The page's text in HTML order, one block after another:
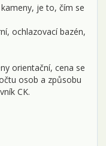
je to, čím se
ochlazovací bazén,
orientační, cena se
osob a způsobu
CK.